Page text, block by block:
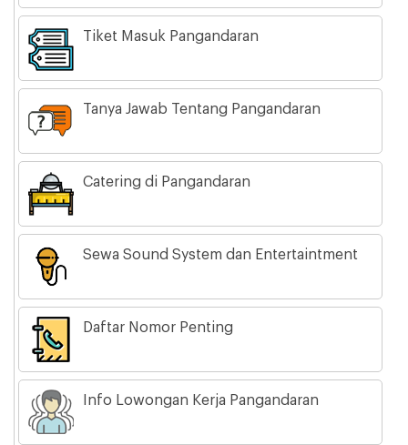
Tiket Masuk Pangandaran
Tanya Jawab Tentang Pangandaran
Catering di Pangandaran
Sewa Sound System dan Entertaintment
Daftar Nomor Penting
Info Lowongan Kerja Pangandaran